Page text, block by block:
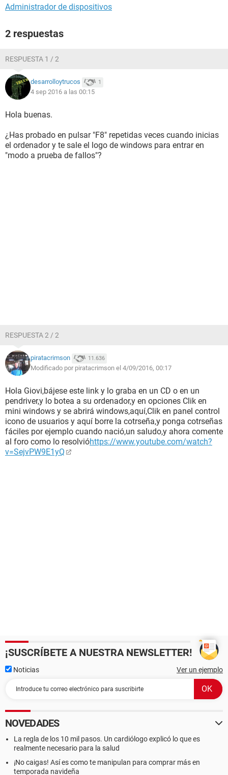
Administrador de dispositivos
2 respuestas
RESPUESTA 1 / 2
desarrolloytrucos 1
4 sep 2016 a las 00:15
Hola buenas.
¿Has probado en pulsar "F8" repetidas veces cuando inicias
el ordenador y te sale el logo de windows para entrar en
"modo a prueba de fallos"?
RESPUESTA 2 / 2
piratacrimson 11.636
Modificado por piratacrimson el 4/09/2016, 00:17
Hola Giovi,bájese este link y lo graba en un CD o en un
pendriver,y lo botea a su ordenador,y en opciones Clik en
mini windows y se abrirá windows,aquí,Clik en panel control
icono de usuarios y aquí borre la cotrseña,y ponga cotrseñas
fáciles por ejemplo cuando nació,un saludo,y ahora comente
al foro como lo resolvióhttps://www.youtube.com/watch?
v=SejvPW9E1yQ
¡SUSCRÍBETE A NUESTRA NEWSLETTER!
Noticias Ver un ejemplo
NOVEDADES
La regla de los 10 mil pasos. Un cardiólogo explicó lo que es
realmente necesario para la salud
¡No caigas! Así es como te manipulan para comprar más en
temporada navideña